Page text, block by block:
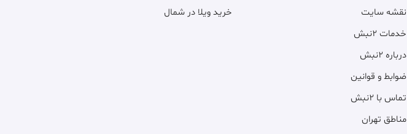
نقشه سایت
خدمات ۲نبش
درباره ۲نبش
ضوابط و قوانین
تماس با ۲نبش
مناطق تهران
خرید ویلا در شمال